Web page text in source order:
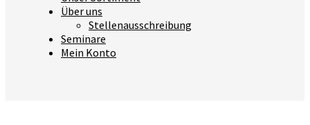
Über uns
Stellenausschreibung
Seminare
Mein Konto